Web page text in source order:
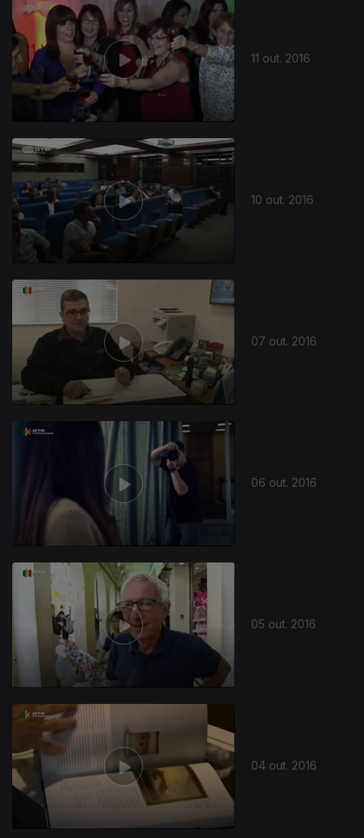
11 out. 2016
10 out. 2016
253750
07 out. 2016
06 out. 2016
05 out. 2016
04 out. 2016